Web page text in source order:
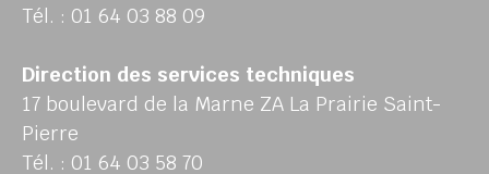
Tél. : 01 64 03 88 09
Direction des services techniques
17 boulevard de la Marne ZA La Prairie Saint-
Pierre
Tél. : 01 64 03 58 70